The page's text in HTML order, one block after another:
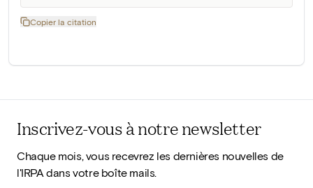
Copier la citation
Inscrivez-vous à notre newsletter
Chaque mois, vous recevrez les dernières nouvelles de
l'IRPA dans votre boîte mails.